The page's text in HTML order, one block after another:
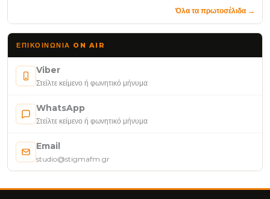
Όλα τα πρωτοσέλιδα →
ΕΠΙΚΟΙΝΩΝΊΑ ON AIR
Viber
Στείλτε κείμενο ή φωνητικό μήνυμα
WhatsApp
Στείλτε κείμενο ή φωνητικό μήνυμα
Email
studio@stigmafm.gr